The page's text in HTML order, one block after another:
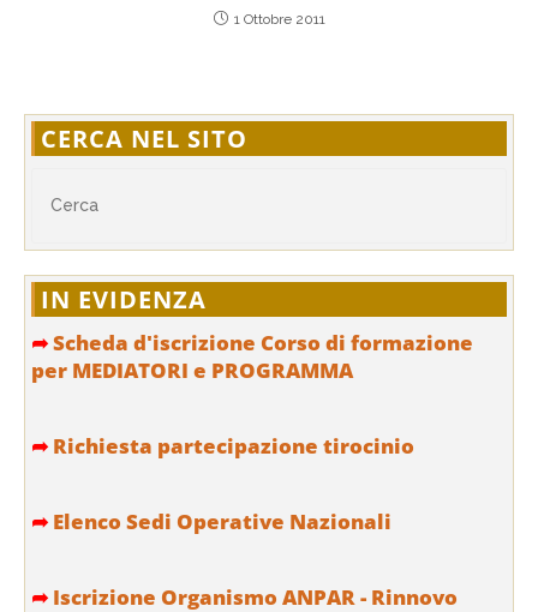
1 Ottobre 2011
CERCA NEL SITO
IN EVIDENZA
➦Scheda d'iscrizione Corso di formazione
per MEDIATORI e PROGRAMMA
➦ Richiesta partecipazione tirocinio
➦ Elenco Sedi Operative Nazionali
➦ Iscrizione Organismo ANPAR - Rinnovo